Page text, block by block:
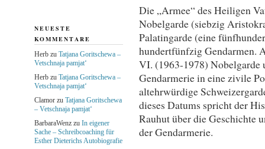
Die „Armee“ des Heiligen
Nobelgarde (siebzig
Palatingarde (eine
hundertfünfzig Gendarmen.
VI. (1963-1978) Nobelgarde
Gendarmerie in eine zivile
altehrwürdige
dieses Datums spricht der
Rauhut über die Geschichte
der Gendarmerie.
NEUESTE
KOMMENTARE
Herbzu Tatjana Goritschewa –
Vetschnaja pamjat‘
Herbzu Tatjana Goritschewa –
Vetschnaja pamjat‘
Clamorzu Tatjana Goritschewa
– Vetschnaja pamjat‘
BarbaraWenzzu In eigener
Sache – Schreibcoaching für
Esther Dieterichs Autobiografie